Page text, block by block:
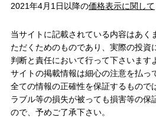
2021年4月1日以降の価格表示に関して
当サイトに記載されている内容はあく
ただくためのものであり、実際の投資
判断と責任において行って下さいます
サイトの掲載情報は細心の注意を払っ
全ての情報の正確性を保証するもので
ラブル等の損失が被っても損害等の保
ので、予めご了承下さい。